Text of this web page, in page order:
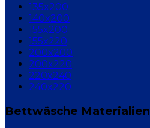
135x200
140x200
155x200
155x220
200x200
200x220
220x240
240x220
Bettwäsche Materialien